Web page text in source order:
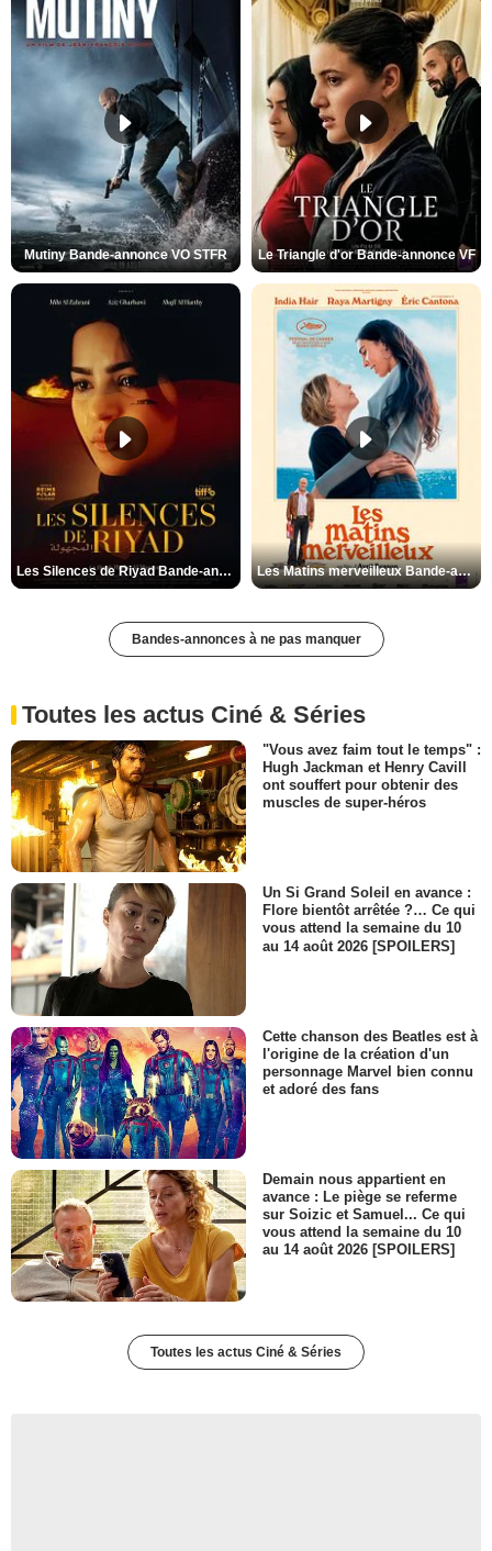
Mutiny Bande-annonce VO STFR Le Triangle d'or Bande-annonce VF
Les Silences de Riyad Bande-annonce VO STFR Les Matins merveilleux Bande-annonce VF
Bandes-annonces à ne pas manquer
Toutes les actus Ciné & Séries
"Vous avez faim tout le temps" :
Hugh Jackman et Henry Cavill
ont souffert pour obtenir des
muscles de super-héros
Un Si Grand Soleil en avance :
Flore bientôt arrêtée ?… Ce qui
vous attend la semaine du 10
au 14 août 2026 [SPOILERS]
Cette chanson des Beatles est à
l'origine de la création d'un
personnage Marvel bien connu
et adoré des fans
Demain nous appartient en
avance : Le piège se referme
sur Soizic et Samuel... Ce qui
vous attend la semaine du 10
au 14 août 2026 [SPOILERS]
Toutes les actus Ciné & Séries